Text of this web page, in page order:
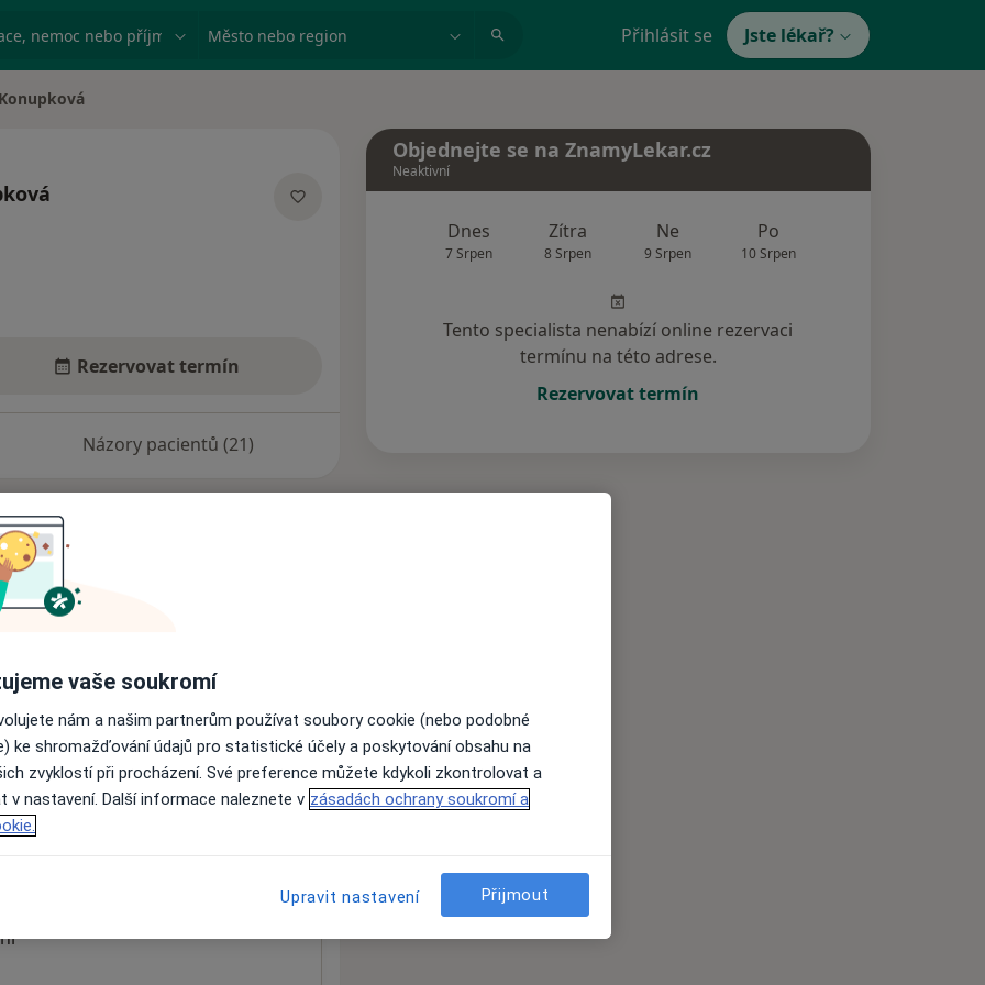
nemoc nebo příjmení Město nebo region Přihlásit se Jste lékař?
Rezervovat termín
Názory pacientů (21)
nejsou k dispozici
informace o svých službách.
Objednejte se na ZnamyLekar.cz
Neaktivní
Dnes
7 Srpen
Zítra
8 Srpen
Ne
9 Srpen
Po
10 Srpen
Tento specialista nenabízí online rezervaci
termínu na této adrese.
Rezervovat termín
vaše soukromí
nám a našim partnerům používat soubory cookie (nebo podobné
ke shromažďování údajů pro statistické účely a poskytování obsahu na
zvyklostí při procházení. Své preference můžete kdykoli zkontrolovat a
v nastavení. Další informace naleznete v zásadách ochrany soukromí a
Upravit nastavení Přijmout